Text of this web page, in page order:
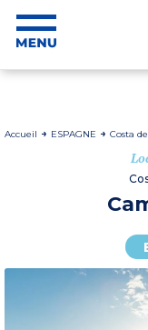
Accueil ESPAGNE Costa